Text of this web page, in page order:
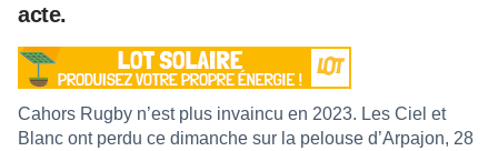
acte.
Cahors Rugby n’est plus invaincu en 2023. Les Ciel et
Blanc ont perdu ce dimanche sur la pelouse d’Arpajon, 28